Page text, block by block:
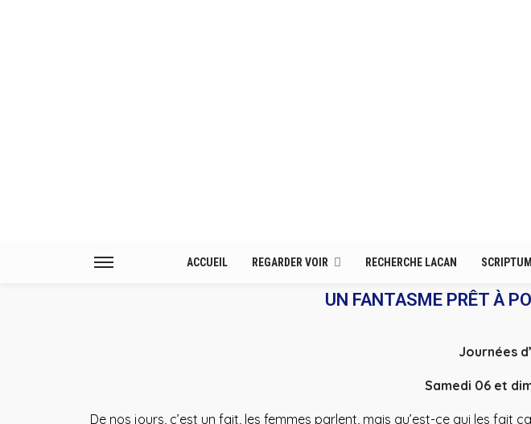
ACCUEIL REGARDER VOIR RECHERCHE LACAN SCRIPTUM
UN FANTASME PRÊT À
Journées
Samedi 06 et
De nos jours, c’est un fait, les femmes parlent, mais qu’est-ce qui les fait